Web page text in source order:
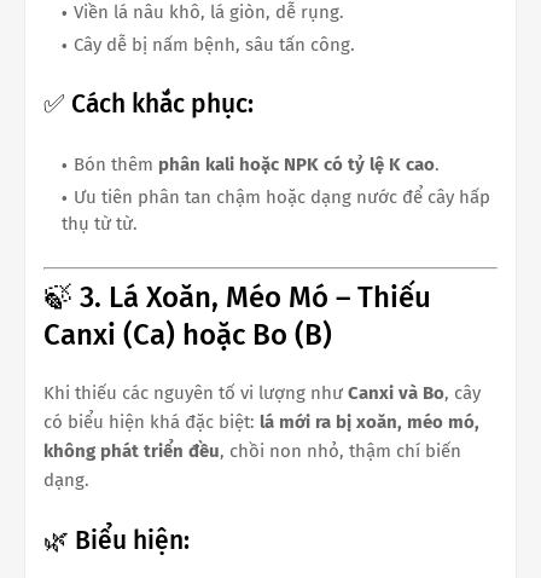
Viền lá nâu khô, lá giòn, dễ rụng.
Cây dễ bị nấm bệnh, sâu tấn công.
✅ Cách khắc phục:
Bón thêm phân kali hoặc NPK có tỷ lệ K cao.
Ưu tiên phân tan chậm hoặc dạng nước để cây hấp
thụ từ từ.
🍃 3. Lá Xoăn, Méo Mó – Thiếu
Canxi (Ca) hoặc Bo (B)
Khi thiếu các nguyên tố vi lượng như Canxi và Bo, cây
có biểu hiện khá đặc biệt: lá mới ra bị xoăn, méo mó,
không phát triển đều, chồi non nhỏ, thậm chí biến
dạng.
🌿 Biểu hiện: